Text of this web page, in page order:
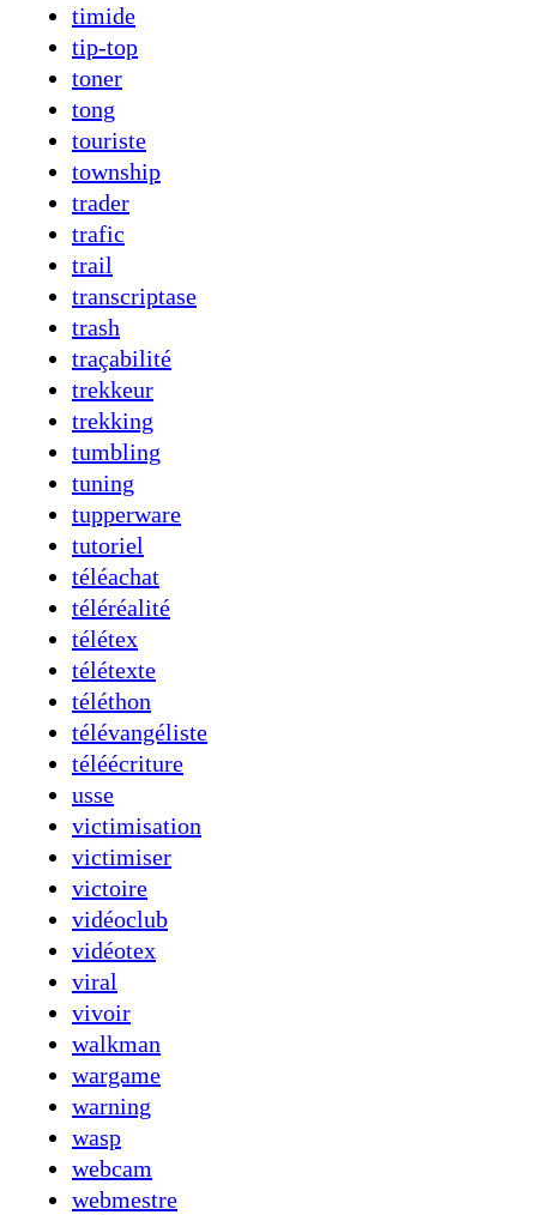
timide
tip-top
toner
tong
touriste
township
trader
trafic
trail
transcriptase
trash
traçabilité
trekkeur
trekking
tumbling
tuning
tupperware
tutoriel
téléachat
téléréalité
télétex
télétexte
téléthon
télévangéliste
téléécriture
usse
victimisation
victimiser
victoire
vidéoclub
vidéotex
viral
vivoir
walkman
wargame
warning
wasp
webcam
webmestre